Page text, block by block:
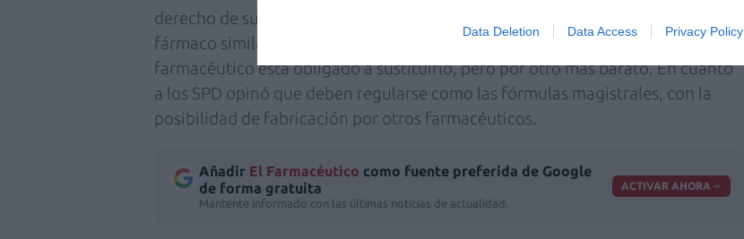
Data Deletion Data Access Privacy Policy
derecho de sustitución que consiste en que los farmacéuticos pueden dar un
fármaco similar al que el medico ha recetado, mientras que en España el
farmacéutico está obligado a sustituirlo, pero por otro más barato. En cuanto
a los SPD opinó que deben regularse como las fórmulas magistrales, con la
posibilidad de fabricación por otros farmacéuticos.
Añadir El Farmacéutico como fuente preferida de Google
de forma gratuita
Mantente informado con las últimas noticias de actualidad.
ACTIVAR AHORA